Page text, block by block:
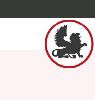
contenu.
Aller